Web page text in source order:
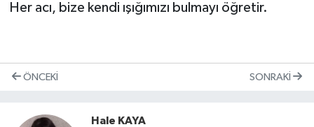
Her acı, bize kendi ışığımızı bulmayı öğretir.
ÖNCEKI SONRAKI
Hale KAYA